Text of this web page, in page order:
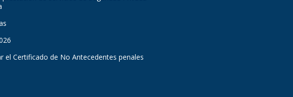
el Certificado de No Antecedentes penales